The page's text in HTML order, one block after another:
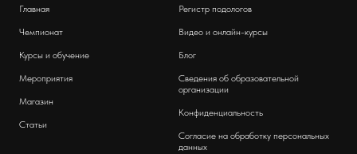
Главная
Чемпионат
Курсы и обучение
Мероприятия
Магазин
Статьи
Регистр подологов
Видео и онлайн-курсы
Блог
Сведения об образовательной
организации
Конфиденциальность
Согласие на обработку персональных
данных